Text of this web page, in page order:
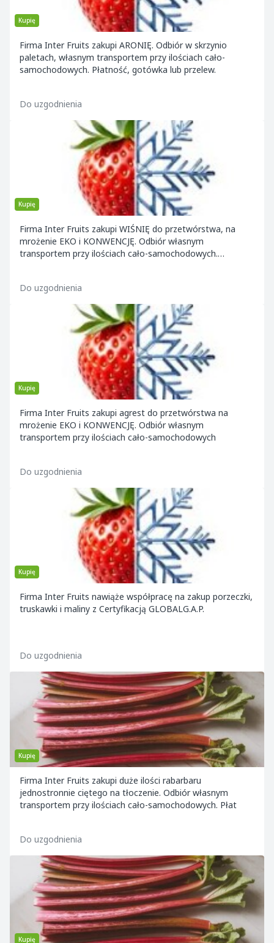
Kupię
Firma Inter Fruits zakupi ARONIĘ. Odbiór w skrzynio
paletach, własnym transportem przy ilościach cało-
samochodowych. Płatność, gotówka lub przelew.
Do uzgodnienia
Kupię
Firma Inter Fruits zakupi WIŚNIĘ do przetwórstwa, na
mrożenie EKO i KONWENCJĘ. Odbiór własnym
transportem przy ilościach cało-samochodowych.
Do uzgodnienia
Kupię
Firma Inter Fruits zakupi agrest do przetwórstwa na
mrożenie EKO i KONWENCJĘ. Odbiór własnym
transportem przy ilościach cało-samochodowych
Do uzgodnienia
Kupię
Firma Inter Fruits nawiąże współpracę na zakup porzeczki,
truskawki i maliny z Certyfikacją GLOBALG.A.P.
Do uzgodnienia
Kupię
Firma Inter Fruits zakupi duże ilości rabarbaru
jednostronnie ciętego na tłoczenie. Odbiór własnym
transportem przy ilościach cało-samochodowych. Płat
Do uzgodnienia
Kupię